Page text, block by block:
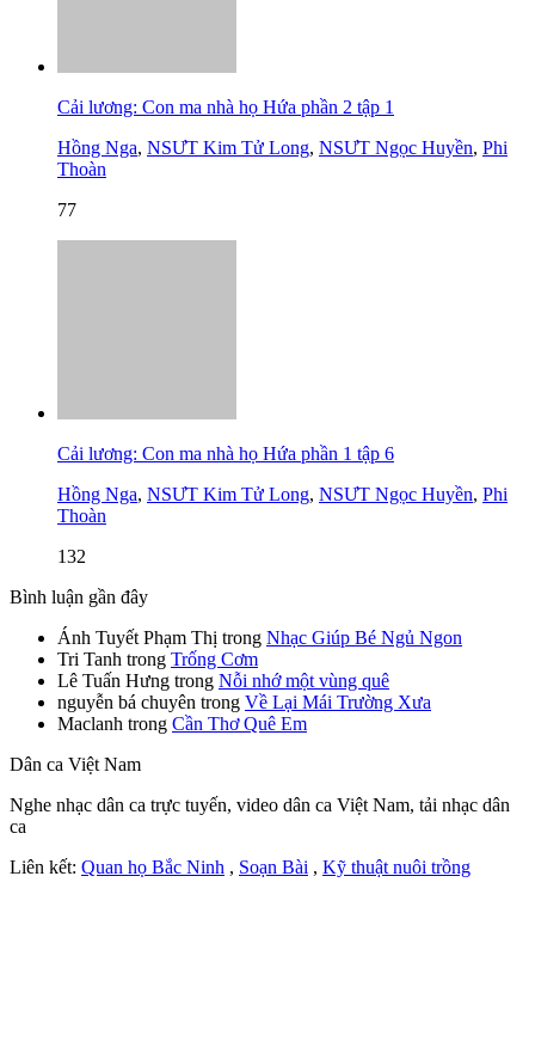
Cải lương: Con ma nhà họ Hứa phần 2 tập 1
Hồng Nga, NSƯT Kim Tử Long, NSƯT Ngọc Huyền, Phi
Thoàn
77
Cải lương: Con ma nhà họ Hứa phần 1 tập 6
Hồng Nga, NSƯT Kim Tử Long, NSƯT Ngọc Huyền, Phi
Thoàn
132
Bình luận gần đây
Ánh Tuyết Phạm Thị trong Nhạc Giúp Bé Ngủ Ngon
Tri Tanh trong Trống Cơm
Lê Tuấn Hưng trong Nỗi nhớ một vùng quê
nguyễn bá chuyên trong Về Lại Mái Trường Xưa
Maclanh trong Cần Thơ Quê Em
Dân ca Việt Nam
Nghe nhạc dân ca trực tuyến, video dân ca Việt Nam, tải nhạc dân
ca
Liên kết: Quan họ Bắc Ninh , Soạn Bài , Kỹ thuật nuôi trồng